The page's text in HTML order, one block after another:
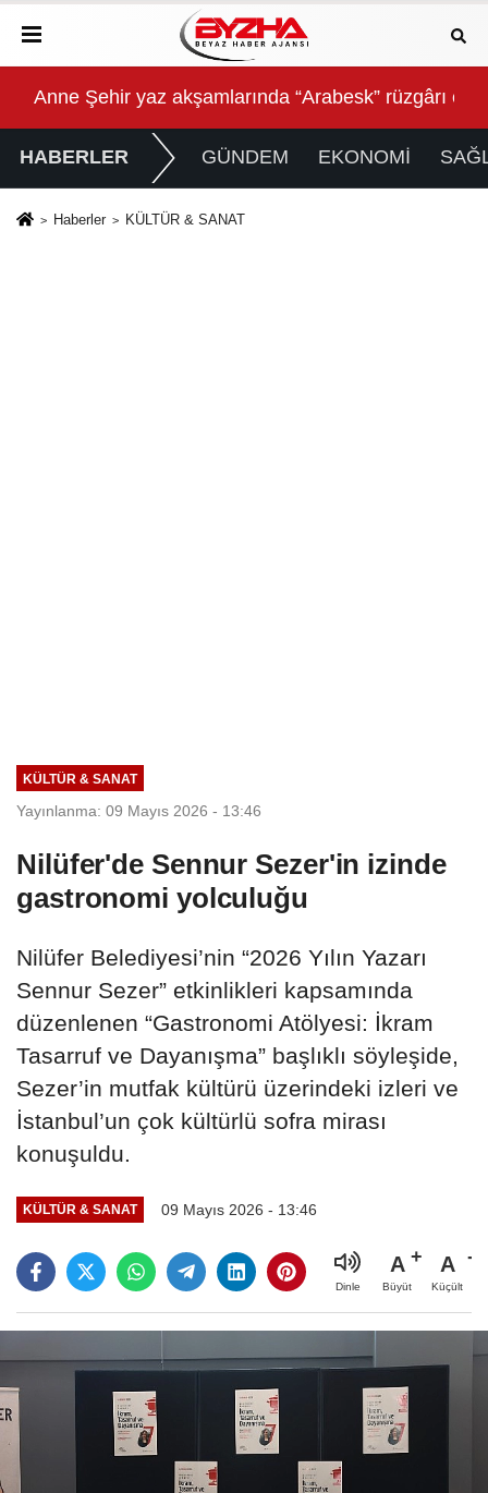
Anne Şehir yaz akşamlarında “Arabesk” rüzgârı esti
HABERLER GÜNDEM EKONOMİ
Haberler KÜLTÜR & SANAT
KÜLTÜR & SANAT
Yayınlanma: 09 Mayıs 2026 - 13:46
Nilüfer'de Sennur Sezer'in izinde
gastronomi yolculuğu
Nilüfer Belediyesi’nin “2026 Yılın Yazarı
Sennur Sezer” etkinlikleri kapsamında
düzenlenen “Gastronomi Atölyesi: İkram
Tasarruf ve Dayanışma” başlıklı söyleşide,
Sezer’in mutfak kültürü üzerindeki izleri ve
İstanbul’un çok kültürlü sofra mirası
konuşuldu.
KÜLTÜR & SANAT 09 Mayıs 2026 - 13:46
Dinle
A
Büyüt
A
Küçült